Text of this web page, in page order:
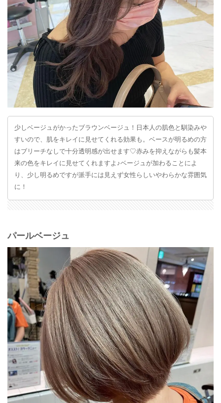
少しベージュがかったブラウンベージュ！日本人の肌色と馴染みや
すいので、肌をキレイに見せてくれる効果も。ベースが明るめの方
はブリーチなしで十分透明感が出せます♡赤みを抑えながらも髪本
来の色をキレイに見せてくれますよ♪ベージュが加わることによ
り、少し明るめですが派手には見えず女性らしいやわらかな雰囲気
に！
パールベージュ